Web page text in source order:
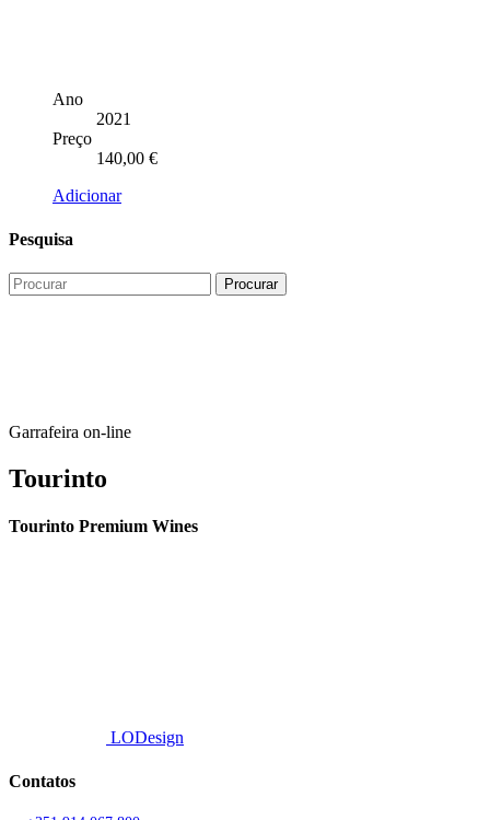
Ano
2021
Preço
140,00 €
Adicionar
Pesquisa
Garrafeira on-line
Tourinto
Tourinto Premium Wines
LODesign
Contatos